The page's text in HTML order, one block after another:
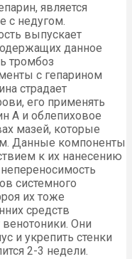
является
с недугом.
выпускает
данное
тромбоз
с гепарином
страдает
его применять
А и облепиховое
мазей, которые
Данные компоненты
к их нанесению
системного
их тоже
средств
Они
и укрепить стенки
2-3 недели.